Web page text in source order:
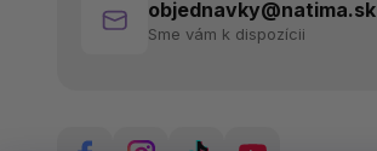
objednavky@natima.sk
Sme vám k dispozícii